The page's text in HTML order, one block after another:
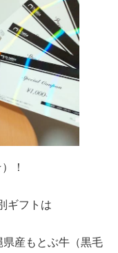
！
ギフトは
産もとぶ牛（黒毛